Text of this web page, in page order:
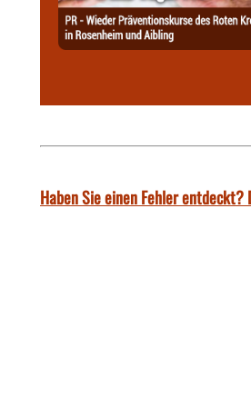
Haben Sie einen Fehler entdeckt?